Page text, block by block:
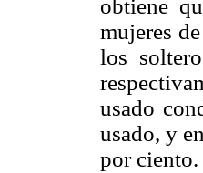
obtiene
mujeres
los
usado
usado, y
por ciento.